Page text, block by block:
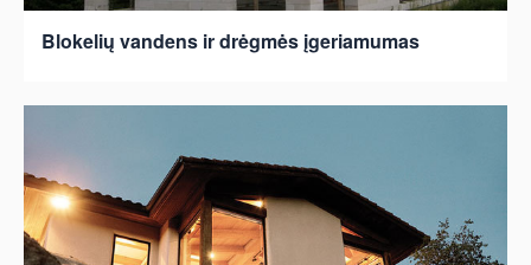
Blokelių vandens ir drėgmės įgeriamumas